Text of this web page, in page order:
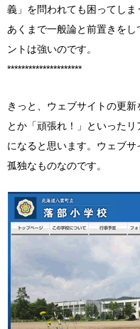
義」を問われても困ってしま
あくまで一般論と前置きを
ントは強いのです。
*********************
きっと、ウェブサイトの更新
とか「頑張れ！」といった
になると思います。ウェブ
孤独なものなのです。